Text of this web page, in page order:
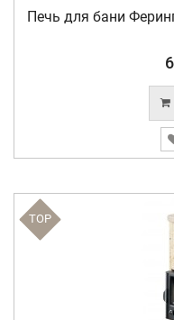
Печь для бани
TOP